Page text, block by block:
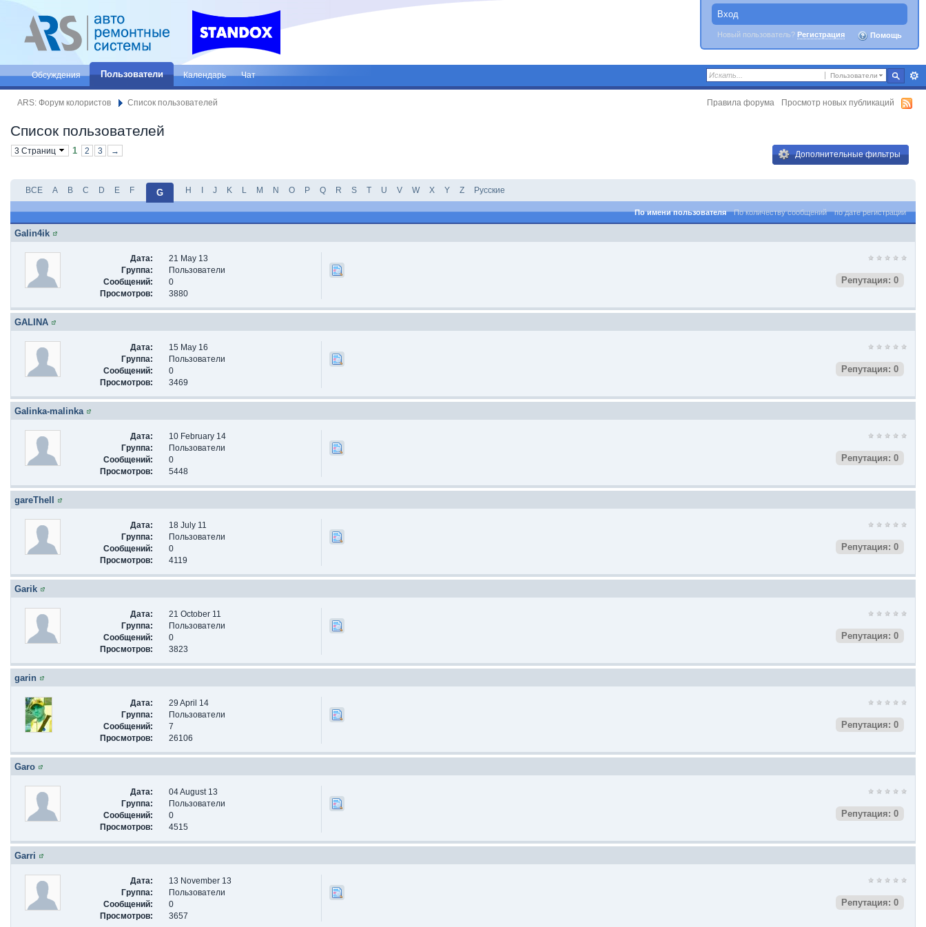
Вход
Новый пользователь? Регистрация Помощь
Пользователи
Обсуждения Пользователи Календарь Чат
ARS: Форум колористов Список пользователей Правила форума Просмотр новых публикаций
Список пользователей
3 Страниц 1 2 3 → Дополнительные фильтры
ВСЕ A B C D E F G H I J K L M N O P Q R S T U V W X Y Z Русские
По имени пользователя По количеству сообщений по дате регистрации
Galin4ik
Дата:
21 May 13
Группа:
Пользователи
Сообщений:
0
Просмотров:
3880
Репутация: 0
GALINA
Дата:
15 May 16
Группа:
Пользователи
Сообщений:
0
Просмотров:
3469
Репутация: 0
Galinka-malinka
Дата:
10 February 14
Группа:
Пользователи
Сообщений:
0
Просмотров:
5448
Репутация: 0
gareThell
Дата:
18 July 11
Группа:
Пользователи
Сообщений:
0
Просмотров:
4119
Репутация: 0
Garik
Дата:
21 October 11
Группа:
Пользователи
Сообщений:
0
Просмотров:
3823
Репутация: 0
garin
Дата:
29 April 14
Группа:
Пользователи
Сообщений:
7
Просмотров:
26106
Репутация: 0
Garo
Дата:
04 August 13
Группа:
Пользователи
Сообщений:
0
Просмотров:
4515
Репутация: 0
Garri
Дата:
13 November 13
Группа:
Пользователи
Сообщений:
0
Просмотров:
3657
Репутация: 0